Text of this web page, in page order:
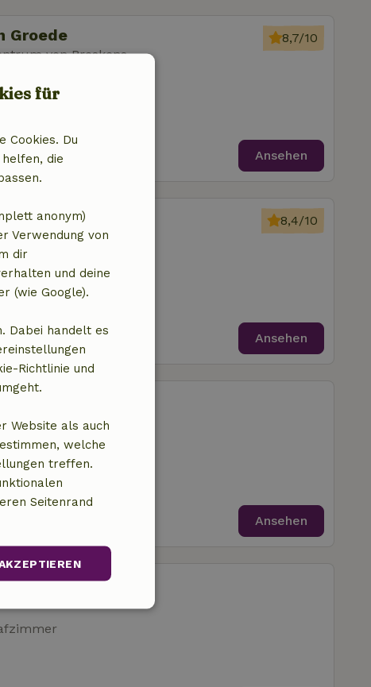
Groede
von Breskens
8,7/10
Ansehen
Groede
von Breskens
8,4/10
Ansehen
von Breskens
Ansehen
Breskens
für
Cookies. Du
die
anonym)
Verwendung von
dir
und deine
(wie Google).
Dabei handelt es
Richtlinie und
Website als auch
welche
treffen.
Seitenrand
Unklassifizierte